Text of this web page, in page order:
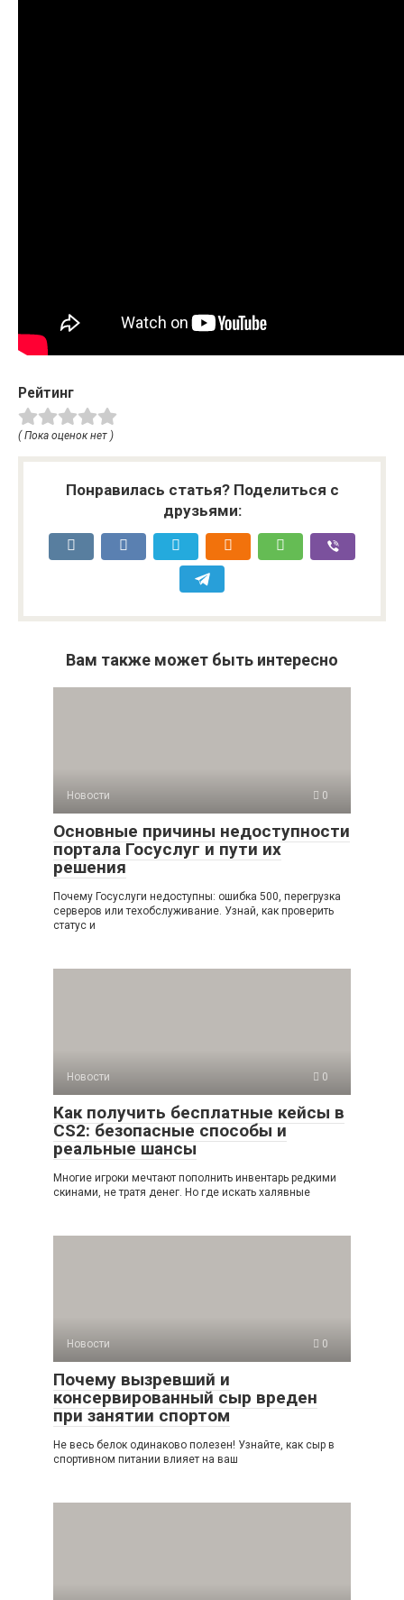
Рейтинг
( Пока оценок нет )
Понравилась статья? Поделиться с
друзьями:
Вам также может быть интересно
Новости 0
Основные причины недоступности
портала Госуслуг и пути их
решения
Почему Госуслуги недоступны: ошибка 500, перегрузка
серверов или техобслуживание. Узнай, как проверить
статус и
Новости 0
Как получить бесплатные кейсы в
CS2: безопасные способы и
реальные шансы
Многие игроки мечтают пополнить инвентарь редкими
скинами, не тратя денег. Но где искать халявные
Новости 0
Почему вызревший и
консервированный сыр вреден
при занятии спортом
Не весь белок одинаково полезен! Узнайте, как сыр в
спортивном питании влияет на ваш